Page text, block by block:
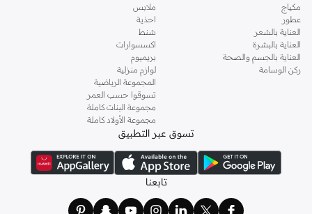
مكياج
عطور
العناية بالشعر
العناية بالبشرة
العناية بالجسم والصحة
ركن الوسامة
ملابس
احذية
شنط
اكسسوارات
بريميوم
لوازم منزلية
المجموعة الرياضية
تسوقوا حسب العمر
مجموعة البنات كاملة
مجموعة الأولاد كاملة
تسوق عبر التطبيق
تابعنا